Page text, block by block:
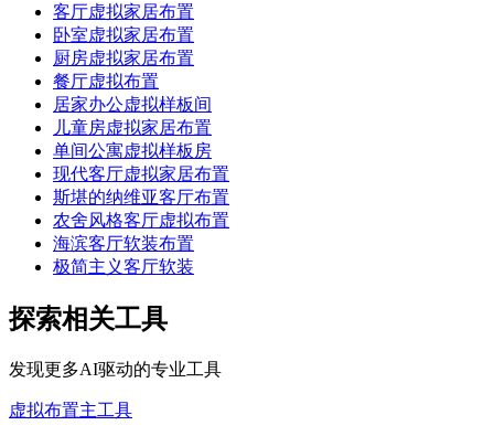
客厅虚拟家居布置
卧室虚拟家居布置
厨房虚拟家居布置
餐厅虚拟布置
居家办公虚拟样板间
儿童房虚拟家居布置
单间公寓虚拟样板房
现代客厅虚拟家居布置
斯堪的纳维亚客厅布置
农舍风格客厅虚拟布置
海滨客厅软装布置
极简主义客厅软装
探索相关工具
发现更多AI驱动的专业工具
虚拟布置主工具